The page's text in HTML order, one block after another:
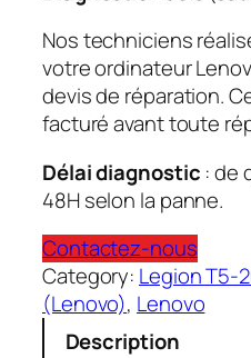
Nos techniciens
votre ordinateur
devis de réparation.
facturé avant toute
Délai diagnostic : de
48H selon la panne.
Contactez-nous
Category: Legion T5-
(Lenovo), Lenovo
Description